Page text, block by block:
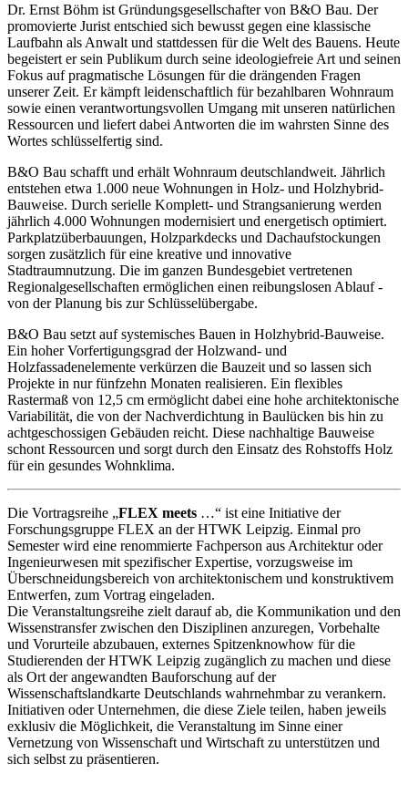
Dr. Ernst Böhm ist Gründungsgesellschafter von B&O Bau. Der
promovierte Jurist entschied sich bewusst gegen eine klassische
Laufbahn als Anwalt und stattdessen für die Welt des Bauens. Heute
begeistert er sein Publikum durch seine ideologiefreie Art und seinen
Fokus auf pragmatische Lösungen für die drängenden Fragen
unserer Zeit. Er kämpft leidenschaftlich für bezahlbaren Wohnraum
sowie einen verantwortungsvollen Umgang mit unseren natürlichen
Ressourcen und liefert dabei Antworten die im wahrsten Sinne des
Wortes schlüsselfertig sind.
B&O Bau schafft und erhält Wohnraum deutschlandweit. Jährlich
entstehen etwa 1.000 neue Wohnungen in Holz- und Holzhybrid-
Bauweise. Durch serielle Komplett- und Strangsanierung werden
jährlich 4.000 Wohnungen modernisiert und energetisch optimiert.
Parkplatzüberbauungen, Holzparkdecks und Dachaufstockungen
sorgen zusätzlich für eine kreative und innovative
Stadtraumnutzung. Die im ganzen Bundesgebiet vertretenen
Regionalgesellschaften ermöglichen einen reibungslosen Ablauf -
von der Planung bis zur Schlüsselübergabe.
B&O Bau setzt auf systemisches Bauen in Holzhybrid-Bauweise.
Ein hoher Vorfertigungsgrad der Holzwand- und
Holzfassadenelemente verkürzen die Bauzeit und so lassen sich
Projekte in nur fünfzehn Monaten realisieren. Ein flexibles
Rastermaß von 12,5 cm ermöglicht dabei eine hohe architektonische
Variabilität, die von der Nachverdichtung in Baulücken bis hin zu
achtgeschossigen Gebäuden reicht. Diese nachhaltige Bauweise
schont Ressourcen und sorgt durch den Einsatz des Rohstoffs Holz
für ein gesundes Wohnklima.
Die Vortragsreihe „FLEX meets …“ ist eine Initiative der
Forschungsgruppe FLEX an der HTWK Leipzig. Einmal pro
Semester wird eine renommierte Fachperson aus Architektur oder
Ingenieurwesen mit spezifischer Expertise, vorzugsweise im
Überschneidungsbereich von architektonischem und konstruktivem
Entwerfen, zum Vortrag eingeladen.
Die Veranstaltungsreihe zielt darauf ab, die Kommunikation und den
Wissenstransfer zwischen den Disziplinen anzuregen, Vorbehalte
und Vorurteile abzubauen, externes Spitzenknowhow für die
Studierenden der HTWK Leipzig zugänglich zu machen und diese
als Ort der angewandten Bauforschung auf der
Wissenschaftslandkarte Deutschlands wahrnehmbar zu verankern.
Initiativen oder Unternehmen, die diese Ziele teilen, haben jeweils
exklusiv die Möglichkeit, die Veranstaltung im Sinne einer
Vernetzung von Wissenschaft und Wirtschaft zu unterstützen und
sich selbst zu präsentieren.